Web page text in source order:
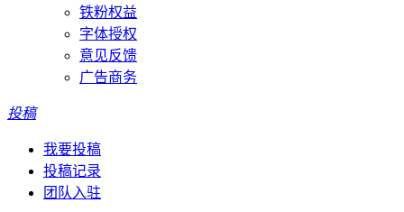
铁粉权益
字体授权
意见反馈
广告商务
投稿
我要投稿
投稿记录
团队入驻